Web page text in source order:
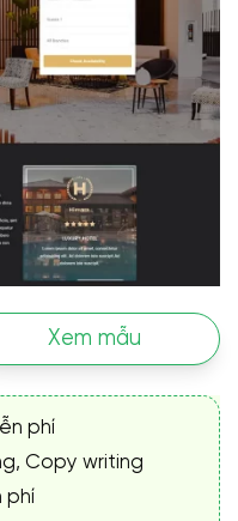
Xem mẫu
phí
Copy writing
phí